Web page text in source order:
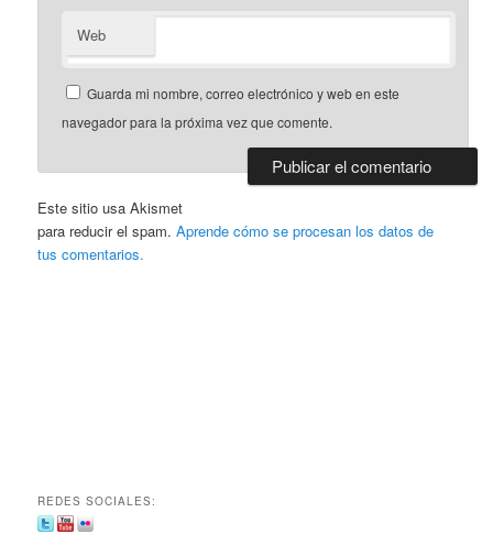
Web
Guarda mi nombre, correo electrónico y web en este
navegador para la próxima vez que comente.
Este sitio usa Akismet
para reducir el spam.Aprende cómo se procesan los datos de
tus comentarios.
REDES SOCIALES: